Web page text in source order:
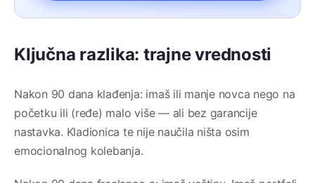
Ključna razlika: trajne vrednosti
Nakon 90 dana klađenja: imaš ili manje novca nego na
početku ili (ređe) malo više — ali bez garancije
nastavka. Kladionica te nije naučila ništa osim
emocionalnog kolebanja.